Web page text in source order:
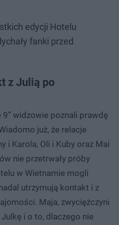
edycji Hotelu
fanki przed
z Julią po
9” widzowie poznali prawdę
już, że relacje
i Karola, Oli i Kuby oraz Mai
nie przetrwały próby
w Wietnamie mogli
utrzymują kontakt i z
Maja, zwyciężczyni
i o to, dlaczego nie